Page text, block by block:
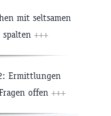
mit seltsamen
+++
Ermittlungen
offen +++